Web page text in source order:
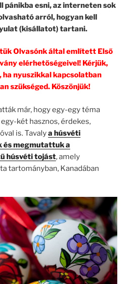
pánikba esni, az interneten sok
arról, hogyan kell
(kisállatot) tartani.
Olvasónk által említett Első
elérhetőségeivel! Kérjük,
ha nyuszikkal kapcsolatban
szükséged. Köszönjük!
már, hogy egy-egy téma
két hasznos, érdekes,
is. Tavalya húsvéti
és megmutattuk a
húsvéti tojást, amely
tartományban, Kanadában